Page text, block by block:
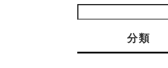
分類